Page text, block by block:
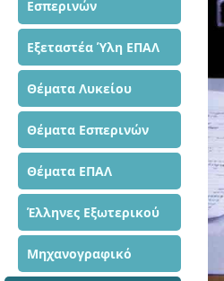
Εσπερινών
Εξεταστέα Ύλη ΕΠΑΛ
Θέματα Λυκείου
Θέματα Εσπερινών
Θέματα ΕΠΑΛ
Έλληνες Εξωτερικού
Μηχανογραφικό